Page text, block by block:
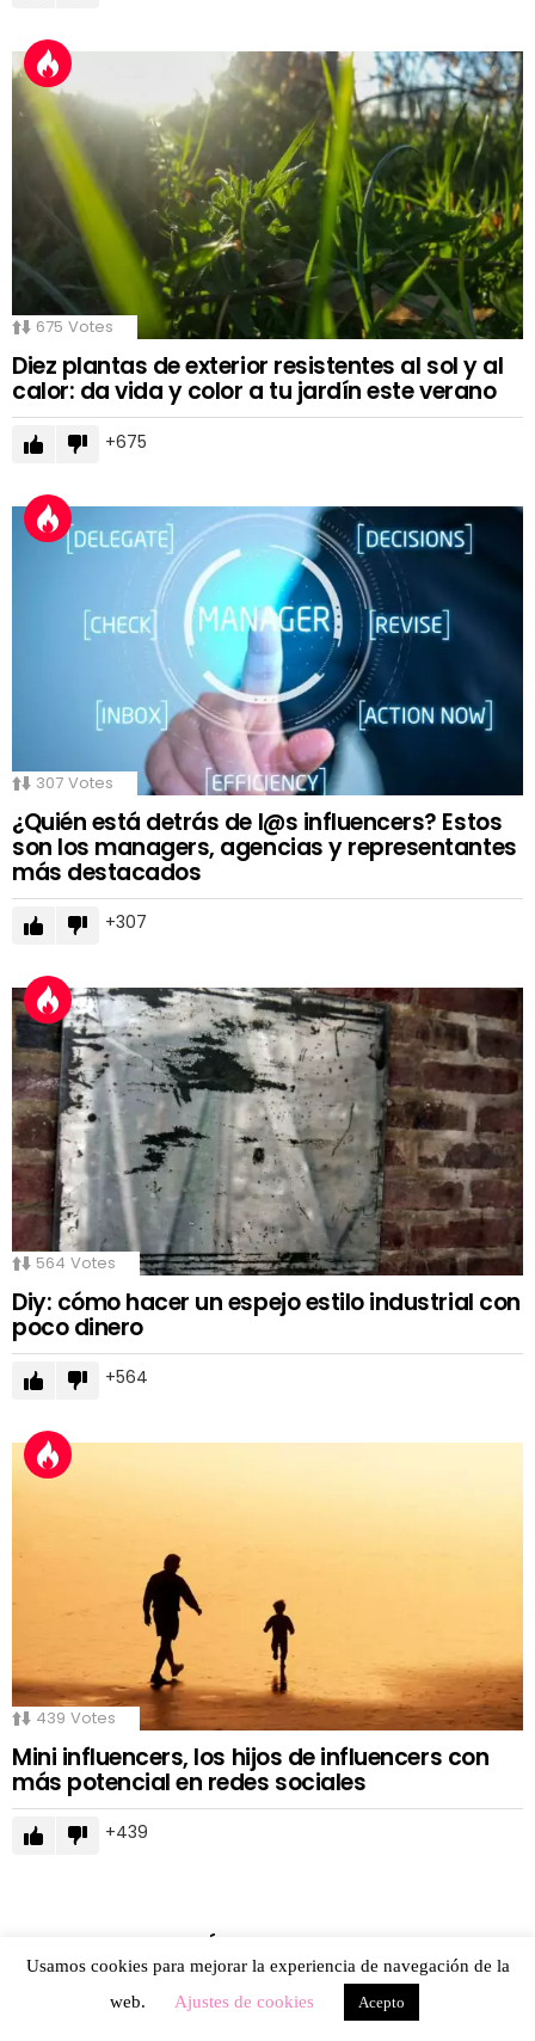
675 Votes
Diez plantas de exterior resistentes al sol y al
calor: da vida y color a tu jardín este verano
675
307 Votes
¿Quién está detrás de l@s influencers? Estos
son los managers, agencias y representantes
más destacados
307
564 Votes
Diy: cómo hacer un espejo estilo industrial con
poco dinero
564
439 Votes
Mini influencers, los hijos de influencers con
más potencial en redes sociales
439
MÁS VISITADAS
Usamos cookies para mejorar la experiencia de navegación de la
web.
Ajustes de cookies Acepto